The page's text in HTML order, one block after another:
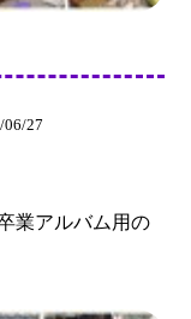
06/27
業アルバム用の